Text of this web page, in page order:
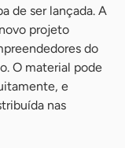
de ser lançada. A
projeto
do
O material pode
e
nas